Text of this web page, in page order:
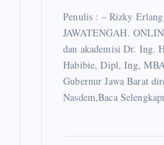
Penulis : – Rizky
JAWATENGAH.
dan akademisi Dr. Ing.
Habibie, Dipl, Ing,
Gubernur Jawa Barat
Nasdem,Baca